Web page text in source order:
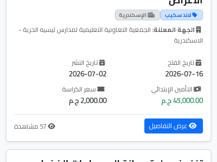
لاند سكيب الإسكندرية
الجهة المعلنة: الجمعية التعاونية التعليمية لمدارس ليسيه الحرية -
الاسكندرية
تاريخ الفتح
2026-07-16
تاريخ النشر
2026-07-02
التأمين الإبتدائي
45,000.00 ج.م
سعر الكراسة
2,000.00 ج.م
عرض التفاصيل